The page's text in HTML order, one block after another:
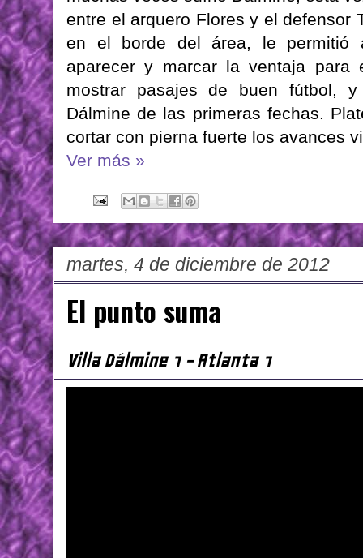
entre el arquero Flores y el defensor
en el borde del área, le permitió
aparecer y marcar la ventaja
mostrar pasajes de buen fútbol,
Dálmine de las primeras fechas.
cortar con pierna fuerte los avances
Ver más »
martes, 4 de diciembre de 2012
El punto suma
Villa Dálmine 1 - Atlanta 1